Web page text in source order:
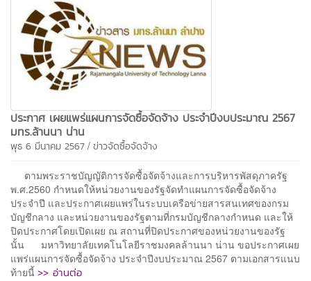
ประกาศ เผยแพร่แผนการจัดซื้อจัดจ้าง ประจำปีงบประมาณ 2567
มทร.ล้านนา น่าน
พุธ 6 มีนาคม 2567 / ข่าวจัดซื้อจัดจ้าง
ตามพระราชบัญญัติการจัดซื้อจัดจ้างและการบริหารพัสดุภาครัฐ
พ.ศ.2560 กำหนดให้หน่วยงานของรัฐจัดทำแผนการจัดซื้อจัดจ้าง
ประจำปี และประกาศเผยแพร่ในระบบเครือข่ายสารสนเทศของกรม
บัญชีกลาง และหน่วยงานของรัฐตามที่กรมบัญชีกลางกำหนด และให้
ปิดประกาศโดยเปิดเผย ณ สถานที่ปิดประกาศของหน่วยงานของรัฐ
นั้น มหาวิทยาลัยเทคโนโลยีราชมงคลล้านนา น่าน ขอประกาศเผย
แพร่แผนการจัดซื้อจัดจ้าง ประจำปีงบประมาณ 2567 ตามเอกสารแนบ
ท้ายนี้ >> อ่านต่อ